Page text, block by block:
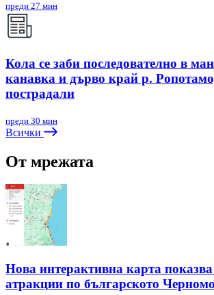
преди 27 мин
Кола се заби последователно в
канавка и дърво край р.
пострадали
преди 30 мин
Всички
От мрежата
Нова интерактивна карта
атракции по българското